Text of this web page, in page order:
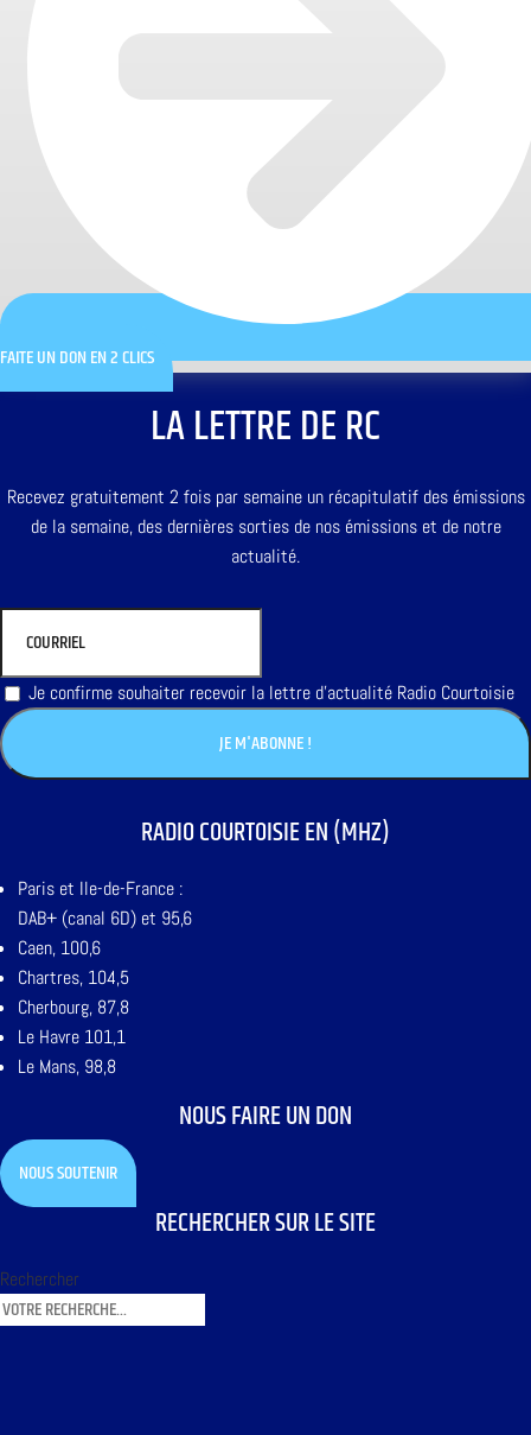
FAITE UN DON EN 2 CLICS
LA LETTRE DE RC
Recevez gratuitement 2 fois par semaine un récapitulatif des émissions
de la semaine, des dernières sorties de nos émissions et de notre
actualité.
Je confirme souhaiter recevoir la lettre d'actualité Radio Courtoisie
RADIO COURTOISIE EN (MHZ)
Paris et Ile-de-France :
DAB+ (canal 6D) et 95,6
Caen, 100,6
Chartres, 104,5
Cherbourg, 87,8
Le Havre 101,1
Le Mans, 98,8
NOUS FAIRE UN DON
NOUS SOUTENIR
RECHERCHER SUR LE SITE
Rechercher